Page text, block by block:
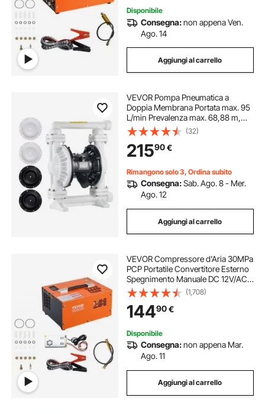
Disponibile
Consegna:non appena Ven.
Ago. 14
Aggiungi al carrello
VEVOR Pompa Pneumatica a
Doppia Membrana Portata max. 95
L/min Prevalenza max. 68,88 m,
Pompa Pneumatica per
Trasferimento Olio max. 100 PSI,
Corpo in Polipropilene per Gasolio,
Cherosene
(32)
21590€
Rimangono solo 3, Ordina subito
Consegna:Sab. Ago. 8 - Mer.
Ago. 12
Aggiungi al carrello
VEVOR Compressore d'Aria 30MPa
PCP Portatile Convertitore Esterno
Spegnimento Manuale DC 12V/AC
230V, Compressore d'Aria Portatile
ad Alta Pressione Senza Acqua
Senza Olio per Pistola Aria
Compressa
(1,708)
14490€
Disponibile
Consegna:non appena Mar.
Ago. 11
Aggiungi al carrello